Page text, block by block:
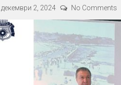
декември 2, 2024 No Comments